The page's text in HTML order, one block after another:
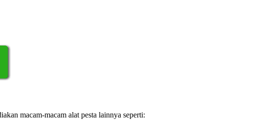
macam-macam alat pesta lainnya seperti: